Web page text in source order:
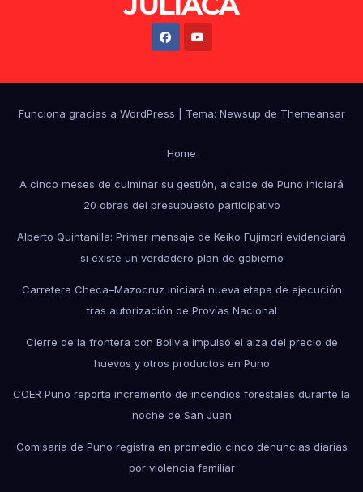
Funciona gracias a WordPress Tema: Newsup de Themeansar
Home
A cinco meses de culminar su gestión, alcalde de Puno iniciará
20 obras del presupuesto participativo
Alberto Quintanilla: Primer mensaje de Keiko Fujimori evidenciará
si existe un verdadero plan de gobierno
Carretera Checa–Mazocruz iniciará nueva etapa de ejecución
tras autorización de Provías Nacional
Cierre de la frontera con Bolivia impulsó el alza del precio de
huevos y otros productos en Puno
COER Puno reporta incremento de incendios forestales durante la
noche de San Juan
Comisaría de Puno registra en promedio cinco denuncias diarias
por violencia familiar